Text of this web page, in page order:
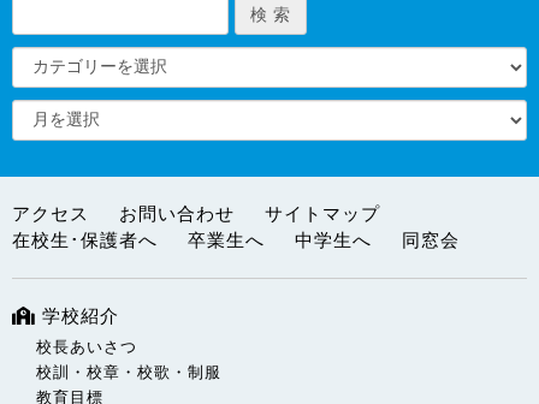
アクセス お問い合わせ
サイトマップ
在校生･保護者へ
卒業生へ 中学生へ 同窓会
学校紹介
校長あいさつ
校訓・校章・校歌・制服
教育目標